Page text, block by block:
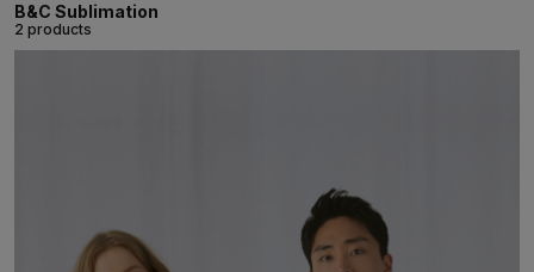
B&C Sublimation
2 products